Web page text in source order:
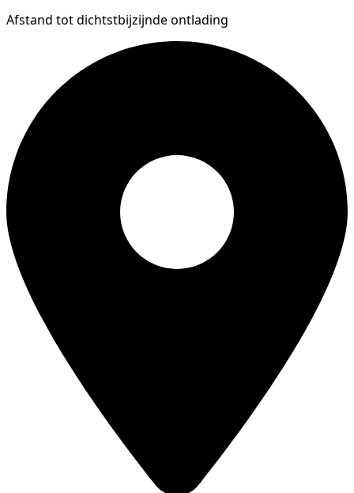
Afstand tot dichtstbijzijnde ontlading